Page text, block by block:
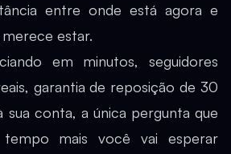
entre onde está agora e
estar.
em minutos, seguidores
garantia de reposição de 30
sua conta, a única pergunta que
mais você vai esperar